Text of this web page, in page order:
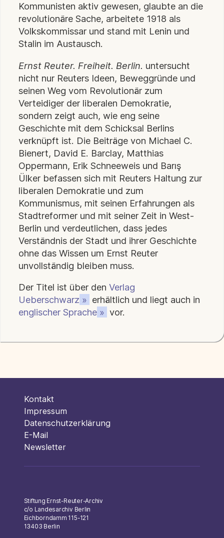
Kommunisten aktiv gewesen, glaubte an die
revolutionäre Sache, arbeitete 1918 als
Volkskommissar und stand mit Lenin und
Stalin im Austausch.
Ernst Reuter. Freiheit. Berlin. untersucht
nicht nur Reuters Ideen, Beweggründe und
seinen Weg vom Revolutionär zum
Verteidiger der liberalen Demokratie,
sondern zeigt auch, wie eng seine
Geschichte mit dem Schicksal Berlins
verknüpft ist. Die Beiträge von Michael C.
Bienert, David E. Barclay, Matthias
Oppermann, Erik Schneeweis und Barış
Ülker befassen sich mit Reuters Haltung zur
liberalen Demokratie und zum
Kommunismus, mit seinen Erfahrungen als
Stadtreformer und mit seiner Zeit in West-
Berlin und verdeutlichen, dass jedes
Verständnis der Stadt und ihrer Geschichte
ohne das Wissen um Ernst Reuter
unvollständig bleiben muss.
Der Titel ist über denVerlag
Ueberschwarz
erhältlich und liegt auch in
englischer Sprache
vor.
Kontakt
Impressum
Datenschutzerklärung
E-Mail
Newsletter
Stiftung Ernst-Reuter-Archiv
c/o Landesarchiv Berlin
Eichborndamm 115-121
13403 Berlin